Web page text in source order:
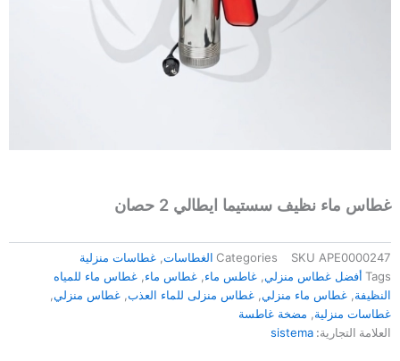
غطاس ماء نظيف سستيما ايطالي 2 حصان
SKU APE0000247
Categories الغطاسات, غطاسات منزلية
Tags أفضل غطاس منزلي, غاطس ماء, غطاس ماء, غطاس ماء للمياه
النظيفة, غطاس ماء منزلي, غطاس منزلى للماء العذب, غطاس منزلي,
غطاسات منزلية, مضخة غاطسة
العلامة التجارية: sistema